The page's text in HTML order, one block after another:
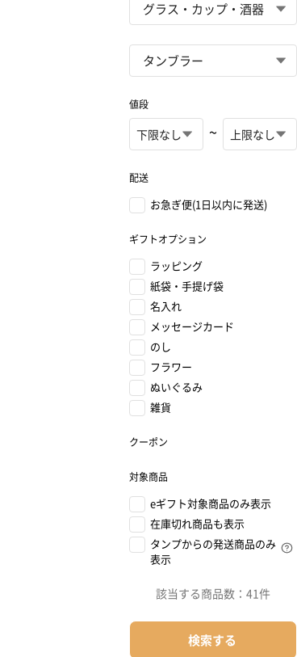
値段
~
配送
お急ぎ便(1日以内に発送)
ギフトオプション
ラッピング
紙袋・手提げ袋
名入れ
メッセージカード
のし
フラワー
ぬいぐるみ
雑貨
クーポン
対象商品
eギフト対象商品のみ表示
在庫切れ商品も表示
タンプからの発送商品のみ
表示
該当する商品数： 41件
検索する